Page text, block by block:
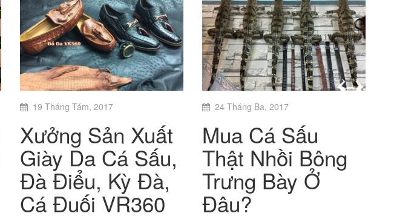
19 Tháng Tám, 2017
Xưởng Sản Xuất
Giày Da Cá Sấu,
Đà Điểu, Kỳ Đà,
Cá Đuối VR360
24 Tháng Ba, 2017
Mua Cá Sấu
Thật Nhồi Bông
Trưng Bày Ở
Đâu?